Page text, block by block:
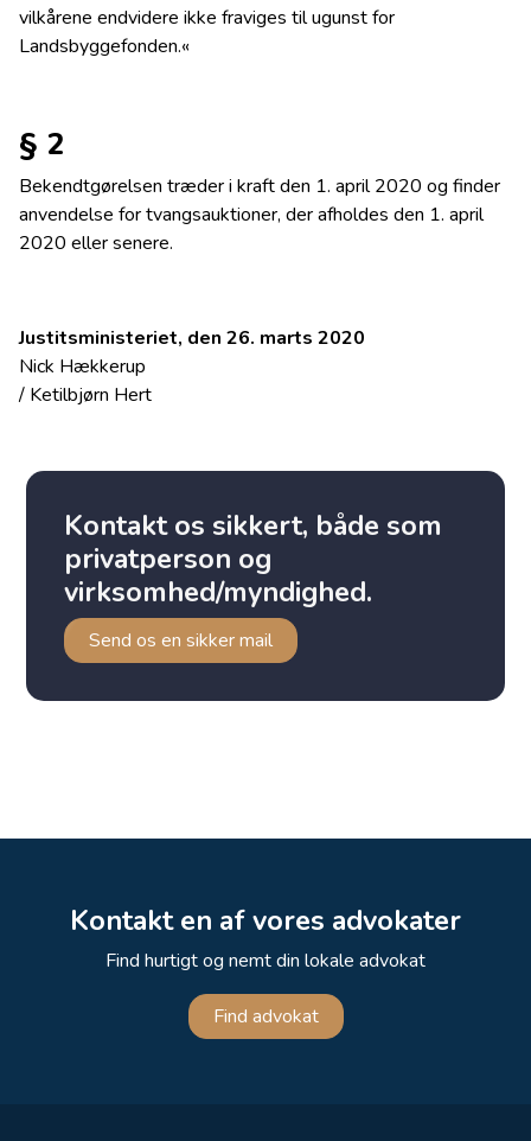
vilkårene endvidere ikke fraviges til ugunst for
Landsbyggefonden.«
§ 2
Bekendtgørelsen træder i kraft den 1. april 2020 og finder
anvendelse for tvangsauktioner, der afholdes den 1. april
2020 eller senere.
Justitsministeriet, den 26. marts 2020
Nick Hækkerup
/ Ketilbjørn Hert
Kontakt os sikkert, både som
privatperson og
virksomhed/myndighed.
Send os en sikker mail
Kontakt en af vores advokater
Find hurtigt og nemt din lokale advokat
Find advokat